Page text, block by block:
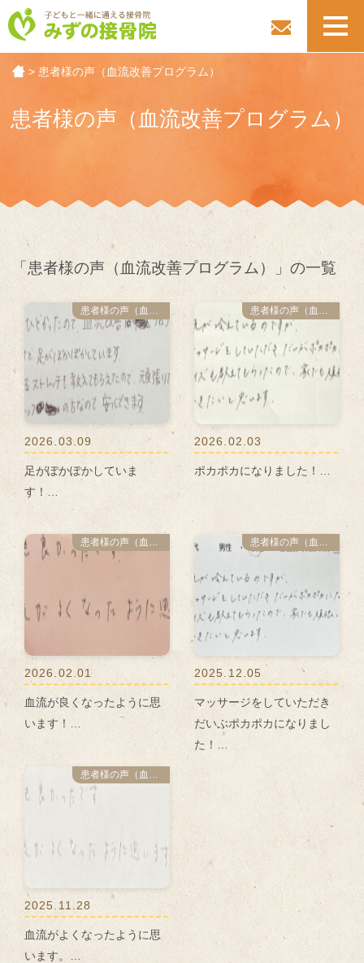
> 患者様の声（血流改善プログラム）
患者様の声（血流改善プログラム）
「患者様の声（血流改善プログラム）」の一覧
患者様の声（血流改善プログラム）
2026.03.09
足がぽかぽかしていま
す！…
患者様の声（血流改善プログラム）
2026.02.03
ポカポカになりました！…
患者様の声（血流改善プログラム）
2026.02.01
血流が良くなったように思
います！…
患者様の声（血流改善プログラム）
2025.12.05
マッサージをしていただき
だいぶポカポカになりまし
た！…
患者様の声（血流改善プログラム）
2025.11.28
血流がよくなったように思
います。…